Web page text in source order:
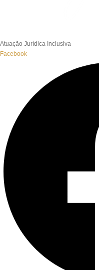
Atuação Jurídica Inclusiva
Facebook